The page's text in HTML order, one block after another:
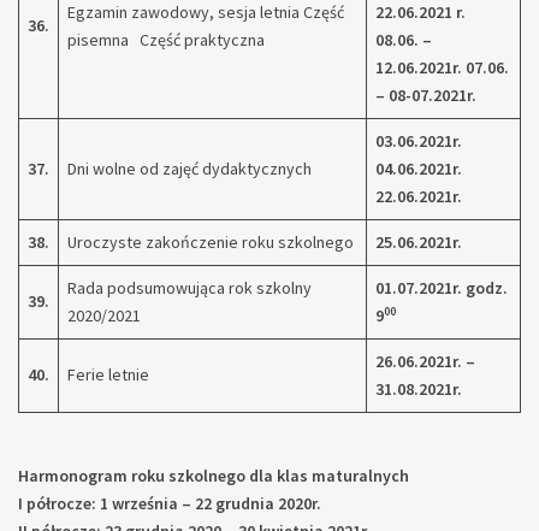
36.
Egzamin zawodowy, sesja letnia Część
pisemna Część praktyczna
22.06.2021 r.
08.06. –
12.06.2021r. 07.06.
– 08-07.2021r.
37. Dni wolne od zajęć dydaktycznych
03.06.2021r.
04.06.2021r.
22.06.2021r.
38. Uroczyste zakończenie roku szkolnego 25.06.2021r.
39.
Rada podsumowująca rok szkolny
2020/2021
01.07.2021r. godz.
900
40. Ferie letnie
26.06.2021r. –
31.08.2021r.
Harmonogram roku szkolnego dla klas maturalnych
I półrocze: 1 września – 22 grudnia 2020r.